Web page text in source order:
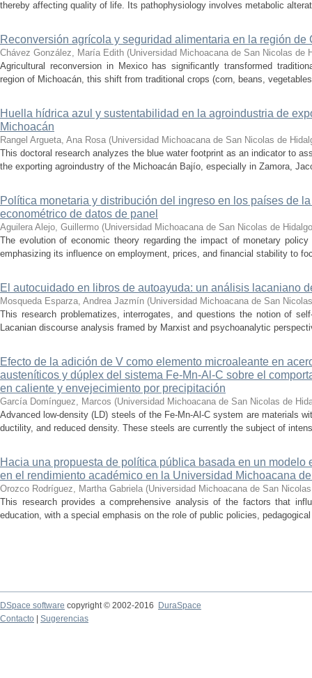
thereby affecting quality of life. Its pathophysiology involves metabolic
Reconversión agrícola y seguridad alimentaria en la región de
Chávez González, María Edith (Universidad Michoacana de San Nicolas de
Agricultural reconversion in Mexico has significantly transformed
region of Michoacán, this shift from traditional crops (corn, beans,
Huella hídrica azul y sustentabilidad en la agroindustria de
Michoacán
Rangel Argueta, Ana Rosa (Universidad Michoacana de San Nicolas de
This doctoral research analyzes the blue water footprint as an indicator to
the exporting agroindustry of the Michoacán Bajío, especially in Zamora,
Política monetaria y distribución del ingreso en los países de
econométrico de datos de panel
Aguilera Alejo, Guillermo (Universidad Michoacana de San Nicolas de Hidalgo
The evolution of economic theory regarding the impact of monetary
emphasizing its influence on employment, prices, and financial stability to
El autocuidado en libros de autoayuda: un análisis lacaniano
Mosqueda Esparza, Andrea Jazmín (Universidad Michoacana de San
This research problematizes, interrogates, and questions the notion of
Lacanian discourse analysis framed by Marxist and psychoanalytic
Efecto de la adición de V como elemento microaleante en
austeníticos y dúplex del sistema Fe-Mn-Al-C sobre el
en caliente y envejecimiento por precipitación
García Domínguez, Marcos (Universidad Michoacana de San Nicolas de
Advanced low-density (LD) steels of the Fe-Mn-Al-C system are materials
ductility, and reduced density. These steels are currently the subject of
Hacia una propuesta de política pública basada en un modelo
en el rendimiento académico en la Universidad Michoacana
Orozco Rodríguez, Martha Gabriela (Universidad Michoacana de San
This research provides a comprehensive analysis of the factors that
education, with a special emphasis on the role of public policies,
DSpace software copyright © 2002-2016
DuraSpace
Contacto
Sugerencias